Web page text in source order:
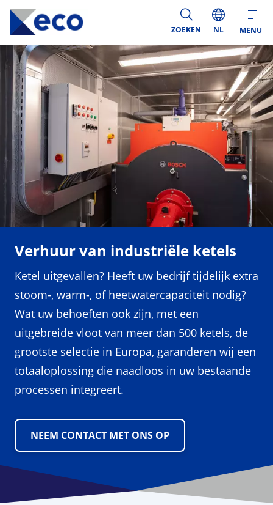
ZOEKEN NL MENU
Verhuur van industriële ketels
Ketel uitgevallen? Heeft uw bedrijf tijdelijk extra
stoom-, warm-, of heetwatercapaciteit nodig?
Wat uw behoeften ook zijn, met een
uitgebreide vloot van meer dan 500 ketels, de
grootste selectie in Europa, garanderen wij een
totaaloplossing die naadloos in uw bestaande
processen integreert.
NEEM CONTACT MET ONS OP